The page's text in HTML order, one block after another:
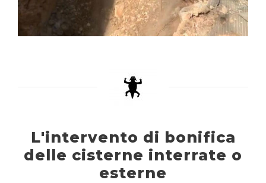
L'intervento di bonifica
delle cisterne interrate o
esterne